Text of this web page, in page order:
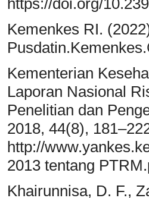
https://doi.org/
Kemenkes RI.
Kementerian
Laporan Nasional
Penelitian dan
2018, 44(8),
http://
2013 tentang
Khairunnisa, D. F.,